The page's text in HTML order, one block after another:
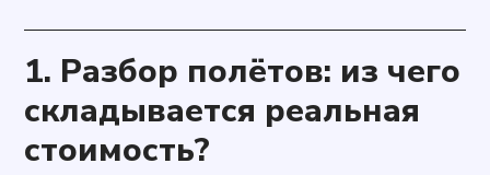
1. Разбор полётов: из чего
складывается реальная
стоимость?